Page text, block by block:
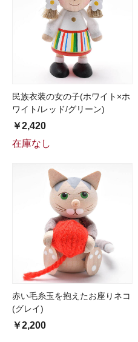
民族衣装の女の子(ホワイト×ホ
ワイト/レッド/グリーン)
￥2,420
在庫なし
赤い毛糸玉を抱えたお座りネコ
(グレイ)
￥2,200